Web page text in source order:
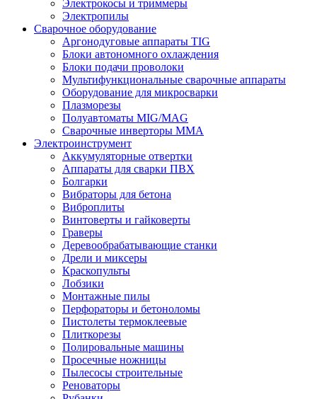
Электрокосы и триммеры
Электропилы
Сварочное оборудование
Аргонодуговые аппараты TIG
Блоки автономного охлаждения
Блоки подачи проволоки
Мультифункциональные сварочные аппараты
Оборудование для микросварки
Плазморезы
Полуавтоматы MIG/MAG
Сварочные инверторы ММА
Электроинструмент
Аккумуляторные отвертки
Аппараты для сварки ПВХ
Болгарки
Вибраторы для бетона
Виброплиты
Винтоверты и гайковерты
Граверы
Деревообрабатывающие станки
Дрели и миксеры
Краскопульты
Лобзики
Монтажные пилы
Перфораторы и бетоноломы
Пистолеты термоклеевые
Плиткорезы
Полировальные машины
Просечные ножницы
Пылесосы строительные
Реноваторы